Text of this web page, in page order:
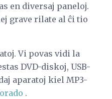
en diversaj paneloj.
grave rilate al ĉi tio
Vi povas vidi la
DVD-diskoj, USB-
aparatoj kiel MP3-
.